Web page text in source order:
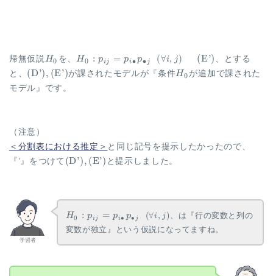
帰無仮説 H_0
H0 を、H_0: p_{ij} =
p_{i \bullet}
p_{\bullet j}
H0 : pij = pi∙p∙j (∀i, j) (E’) 、とする
と、 \mathrm{(D’),
(E’)}
(D’), (E’)が課されたモデルが『条件H_0
H0 が追加で課された
モデル』です。
（注意）
＜分割表における推定＞ と同じ記号を提示したかったので、
『’』をつけて \mathrm{(D’),
(D’), (E’) と提示しました。
学習者
H_0:
p_{ij} =
p_{i
\bullet}
j} ~~
H0 : pij = pi∙ p∙ j (∀i , j ) 、は『行の変数と列の
変数が独立』という仮説になってますね。